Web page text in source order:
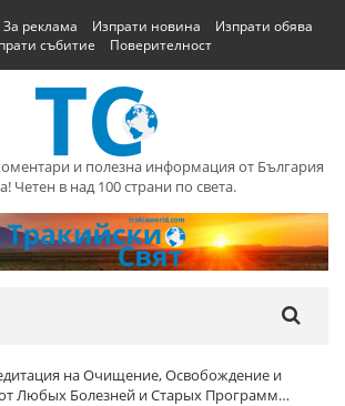
За реклама Изпрати новина
Изпрати обява
събитие
Поверителност
и полезна информация от България
Четен в над 100 страни по света.
на Очищение, Освобождение и
Любых Болезней и Старых Программ…